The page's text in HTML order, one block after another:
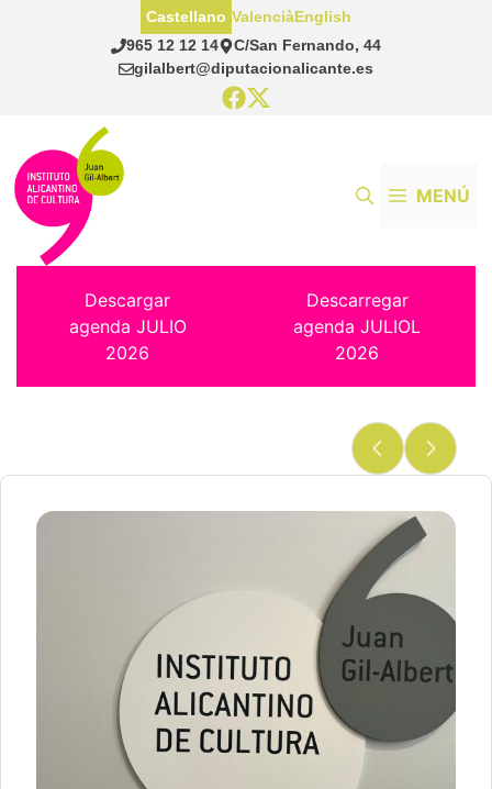
965 12 12 14
C/San Fernando, 44
gilalbert@diputacionalicante.es
Castellano ValenciàEnglish
MENÚ
Descargar
agenda JULIO
2026
Descarregar
agenda JULIOL
2026